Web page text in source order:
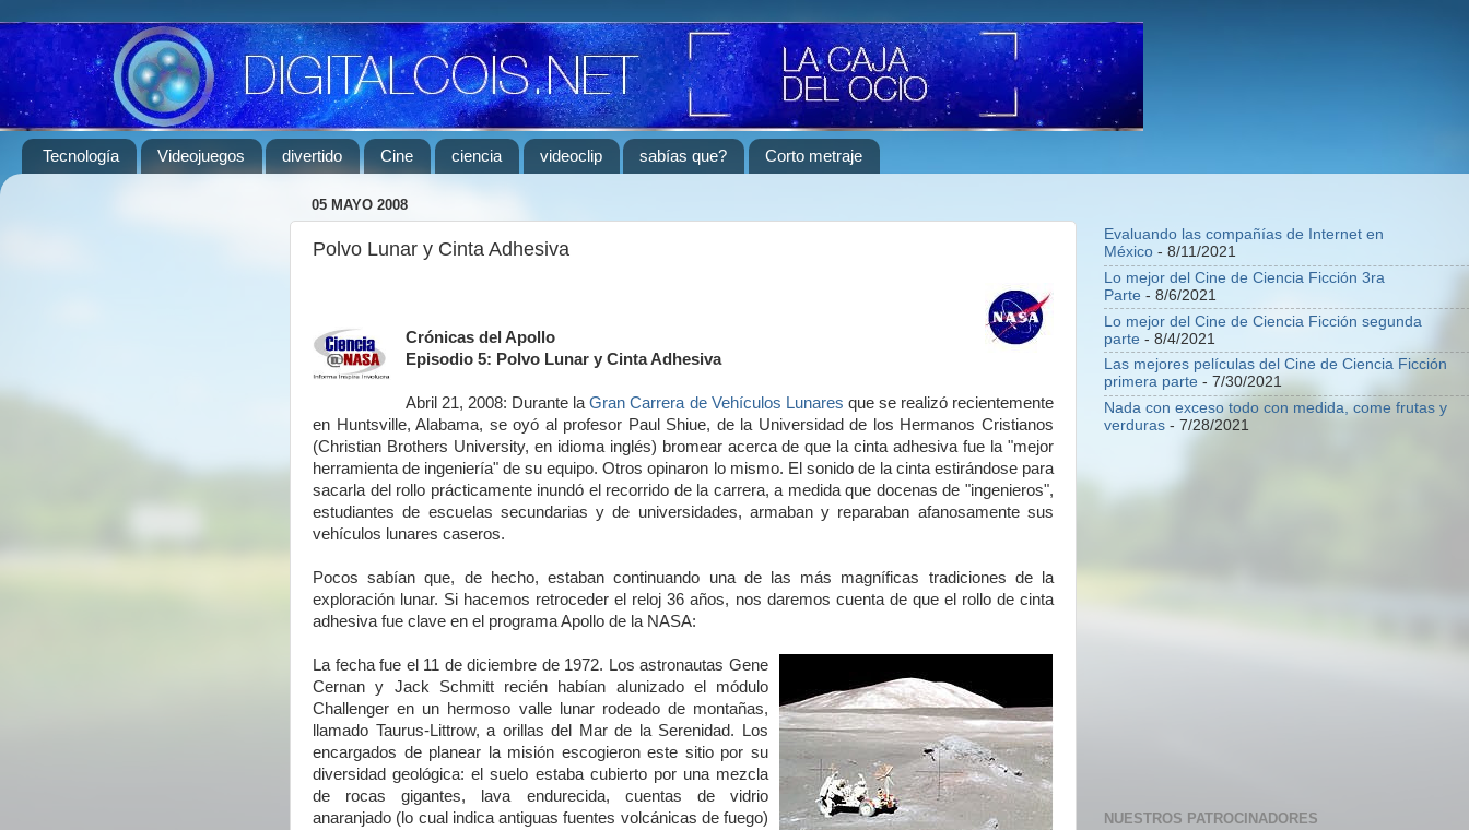
Tecnología Videojuegos divertido Cine ciencia videoclip sabías que? Corto metraje
05 MAYO 2008
Polvo Lunar y Cinta Adhesiva
Crónicas del Apollo
Episodio 5: Polvo Lunar y Cinta Adhesiva
Abril 21, 2008: Durante laGran Carrera de Vehículos Lunares que se realizó recientemente
en Huntsville, Alabama, se oyó al profesor Paul Shiue, de la Universidad de los Hermanos Cristianos
(Christian Brothers University, en idioma inglés) bromear acerca de que la cinta adhesiva fue la "mejor
herramienta de ingeniería" de su equipo. Otros opinaron lo mismo. El sonido de la cinta estirándose para
sacarla del rollo prácticamente inundó el recorrido de la carrera, a medida que docenas de "ingenieros",
estudiantes de escuelas secundarias y de universidades, armaban y reparaban afanosamente sus
vehículos lunares caseros.
Pocos sabían que, de hecho, estaban continuando una de las más magníficas tradiciones de la
exploración lunar. Si hacemos retroceder el reloj 36 años, nos daremos cuenta de que el rollo de cinta
adhesiva fue clave en el programa Apollo de la NASA:
La fecha fue el 11 de diciembre de 1972. Los astronautas Gene
Cernan y Jack Schmitt recién habían alunizado el módulo
Challenger en un hermoso valle lunar rodeado de montañas,
llamado Taurus-Littrow, a orillas del Mar de la Serenidad. Los
encargados de planear la misión escogieron este sitio por su
diversidad geológica: el suelo estaba cubierto por una mezcla
de rocas gigantes, lava endurecida, cuentas de vidrio
anaranjado (lo cual indica antiguas fuentes volcánicas de fuego)
Evaluando las compañías de Internet en
México - 8/11/2021
Lo mejor del Cine de Ciencia Ficción 3ra
Parte - 8/6/2021
Lo mejor del Cine de Ciencia Ficción segunda
parte - 8/4/2021
Las mejores películas del Cine de Ciencia Ficción
primera parte - 7/30/2021
Nada con exceso todo con medida, come frutas y
verduras - 7/28/2021
NUESTROS PATROCINADORES